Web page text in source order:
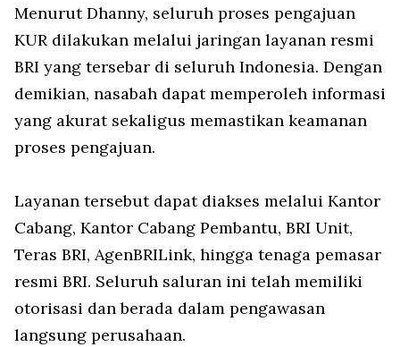
Menurut Dhanny, seluruh proses pengajuan
KUR dilakukan melalui jaringan layanan resmi
BRI yang tersebar di seluruh Indonesia. Dengan
demikian, nasabah dapat memperoleh informasi
yang akurat sekaligus memastikan keamanan
proses pengajuan.
Layanan tersebut dapat diakses melalui Kantor
Cabang, Kantor Cabang Pembantu, BRI Unit,
Teras BRI, AgenBRILink, hingga tenaga pemasar
resmi BRI. Seluruh saluran ini telah memiliki
otorisasi dan berada dalam pengawasan
langsung perusahaan.